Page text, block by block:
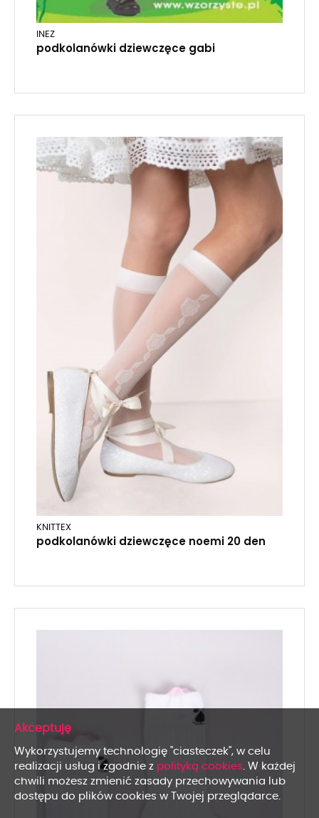
INEZ
podkolanówki dziewczęce gabi
KNITTEX
podkolanówki dziewczęce noemi 20 den
Wykorzystujemy technologię "ciasteczek", w celu
realizacji usług i zgodnie z polityką cookies. W każdej
chwili możesz zmienić zasady przechowywania lub
dostępu do plików cookies w Twojej przeglądarce.